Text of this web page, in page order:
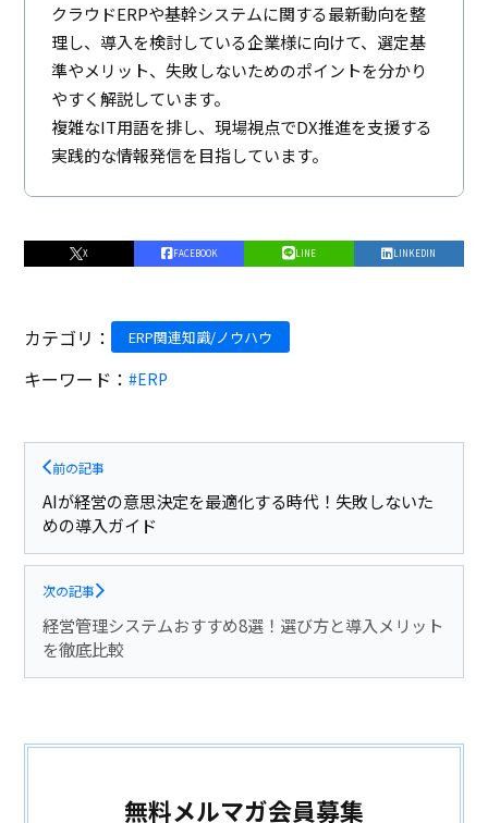
クラウドERPや基幹システムに関する最新動向を整
理し、導入を検討している企業様に向けて、選定基
準やメリット、失敗しないためのポイントを分かり
やすく解説しています。
複雑なIT用語を排し、現場視点でDX推進を支援する
実践的な情報発信を目指しています。
X FACEBOOK LINE LINKEDIN
カテゴリ： ERP関連知識/ノウハウ
キーワード：#ERP
前の記事
AIが経営の意思決定を最適化する時代！失敗しないた
めの導入ガイド
次の記事
経営管理システムおすすめ8選！選び方と導入メリット
を徹底比較
無料メルマガ会員募集